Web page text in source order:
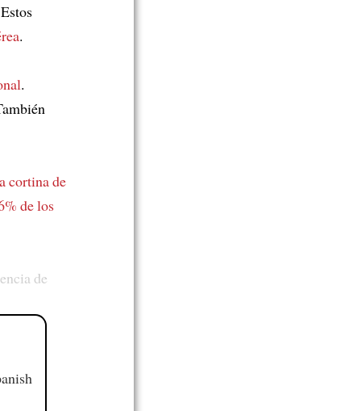
.
.
cortina de
de los
de